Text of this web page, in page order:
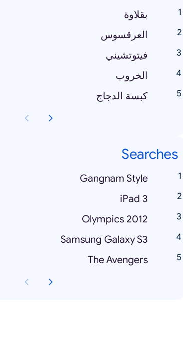
بقلاوة
العرقسوس
فيتوتشيني
الخروب
كبسة الدجاج
Searches
Gangnam Style
iPad 3
Olympics 2012
Samsung Galaxy S3
The Avengers